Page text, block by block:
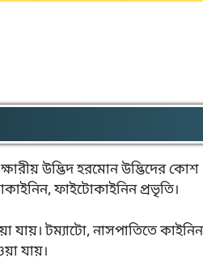
উদ্ভিদ হরমোন উদ্ভিদের কোশ
ফাইটোকাইনিন প্রভৃতি।
যায়। টম্যাটো, নাসপাতিতে কাইনিন
যায়।